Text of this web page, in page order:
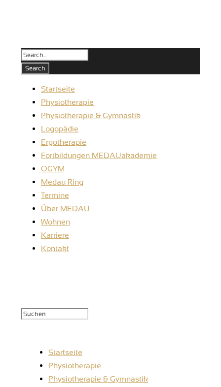
Startseite
Physiotherapie
Physiotherapie & Gymnastik
Logopädie
Ergotherapie
Fortbildungen MEDAUakademie
OGYM
Medau Ring
Termine
Über MEDAU
Wohnen
Karriere
Kontakt
Startseite
Physiotherapie
Physiotherapie & Gymnastik